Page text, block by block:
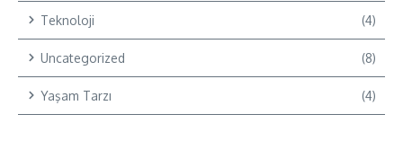
Teknoloji (4)
Uncategorized (8)
Yaşam Tarzı (4)